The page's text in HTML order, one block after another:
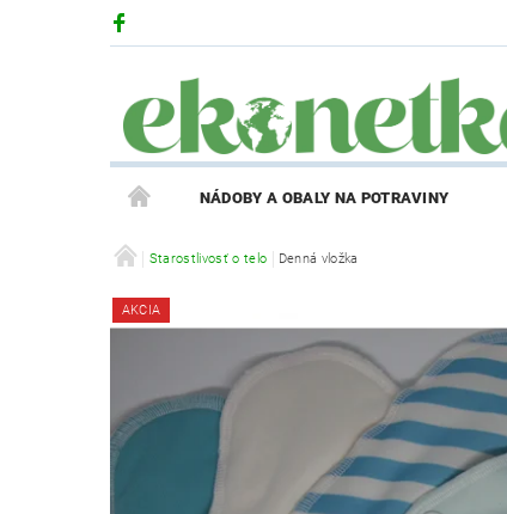
NÁDOBY A OBALY NA POTRAVINY
PRODUKTY V ZĽAVE PRÍBEH EKONETKY
REGISTRÁCIA AFFILIATE PARTNERA
Starostlivosť o telo Denná vložka
AKCIA